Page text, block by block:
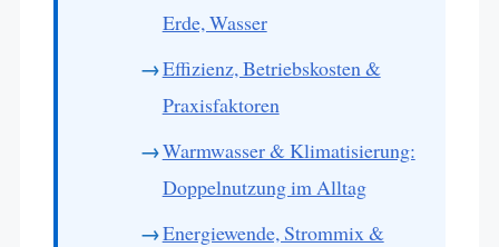
Erde, Wasser
Effizienz, Betriebskosten &
Praxisfaktoren
Warmwasser & Klimatisierung:
Doppelnutzung im Alltag
Energiewende, Strommix &